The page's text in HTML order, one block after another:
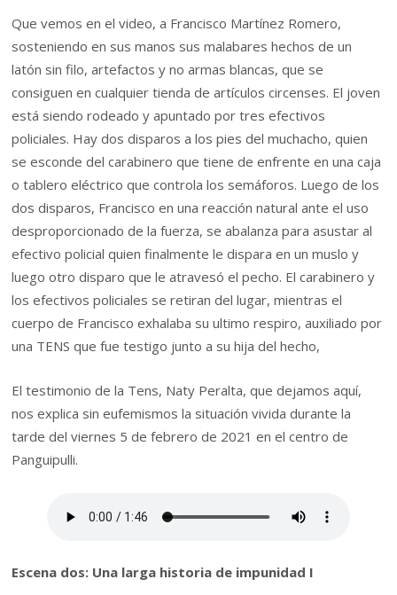
Que vemos en el video, a Francisco Martínez Romero,
sosteniendo en sus manos sus malabares hechos de un
latón sin filo, artefactos y no armas blancas, que se
consiguen en cualquier tienda de artículos circenses. El joven
está siendo rodeado y apuntado por tres efectivos
policiales. Hay dos disparos a los pies del muchacho, quien
se esconde del carabinero que tiene de enfrente en una caja
o tablero eléctrico que controla los semáforos. Luego de los
dos disparos, Francisco en una reacción natural ante el uso
desproporcionado de la fuerza, se abalanza para asustar al
efectivo policial quien finalmente le dispara en un muslo y
luego otro disparo que le atravesó el pecho. El carabinero y
los efectivos policiales se retiran del lugar, mientras el
cuerpo de Francisco exhalaba su ultimo respiro, auxiliado por
una TENS que fue testigo junto a su hija del hecho,
El testimonio de la Tens, Naty Peralta, que dejamos aquí,
nos explica sin eufemismos la situación vivida durante la
tarde del viernes 5 de febrero de 2021 en el centro de
Panguipulli.
Escena dos: Una larga historia de impunidad I